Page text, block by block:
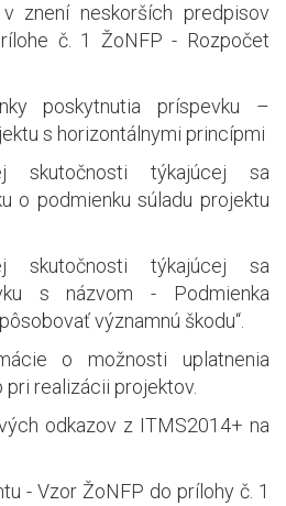
znení neskorších predpisov
č. 1 ŽoNFP - Rozpočet
poskytnutia príspevku –
s horizontálnymi princípmi
týkajúcej sa
o podmienku súladu projektu
týkajúcej sa
s názvom - Podmienka
významnú škodu“.
o možnosti uplatnenia
realizácii projektov.
odkazov z ITMS2014+ na
- Vzor ŽoNFP do prílohy č. 1